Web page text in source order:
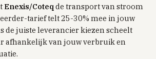
Enexis/Coteq de transport van stroom
tarief telt 25-30% mee in jouw
de juiste leverancier kiezen scheelt
afhankelijk van jouw verbruik en